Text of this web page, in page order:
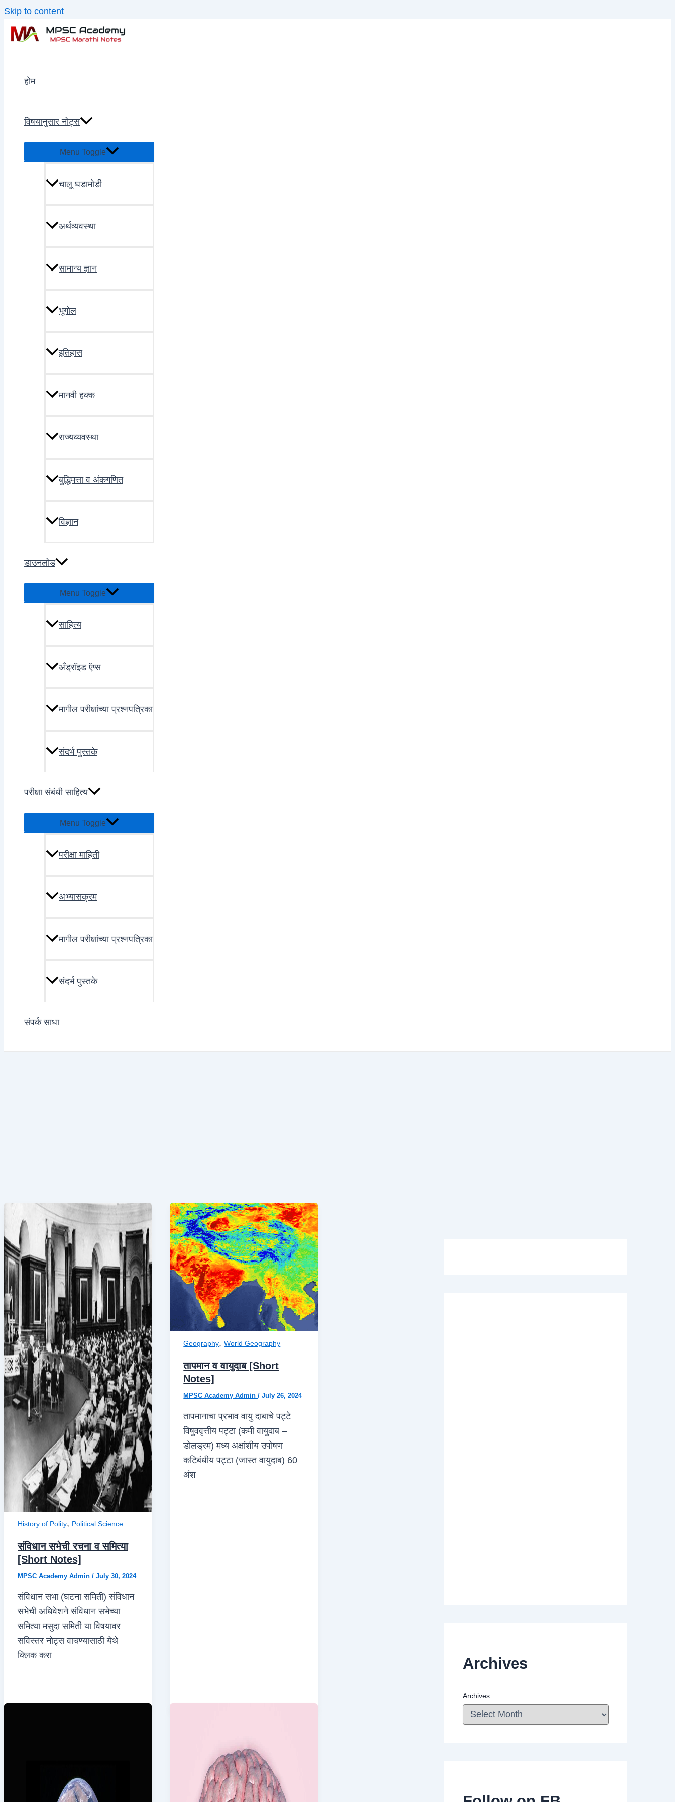
Skip to content
होम
विषयानुसार नोट्स
Menu Toggle
चालू घडामोडी
अर्थव्यवस्था
सामान्य ज्ञान
भूगोल
इतिहास
मानवी हक्क
राज्यव्यवस्था
बुद्धिमत्ता व अंकगणित
विज्ञान
डाउनलोड
Menu Toggle
साहित्य
अँड्रॉइड ऍप्स
मागील परीक्षांच्या प्रश्नपत्रिका
संदर्भ पुस्तके
परीक्षा संबंधी साहित्य
Menu Toggle
परीक्षा माहिती
अभ्यासक्रम
मागील परीक्षांच्या प्रश्नपत्रिका
संदर्भ पुस्तके
संपर्क साधा
History of Polity, Political Science
संविधान सभेची रचना व समित्या
[Short Notes]
MPSC Academy Admin / July 30, 2024
संविधान सभा (घटना समिती) संविधान
सभेची अधिवेशने संविधान सभेच्या
समित्या मसुदा समिती या विषयावर
सविस्तर नोट्स वाचण्यासाठी येथे
क्लिक करा
Geography,World Geography
तापमान व वायुदाब [Short
Notes]
MPSC Academy Admin/July 26, 2024
तापमानाचा प्रभाव वायु दाबाचे पट्टे
विषुववृत्तीय पट्टा (कमी वायुदाब –
डोलड्रम) मध्य अक्षांशीय उपोषण
कटिबंधीय पट्टा (जास्त वायुदाब) 60
अंश
Archives
Archives